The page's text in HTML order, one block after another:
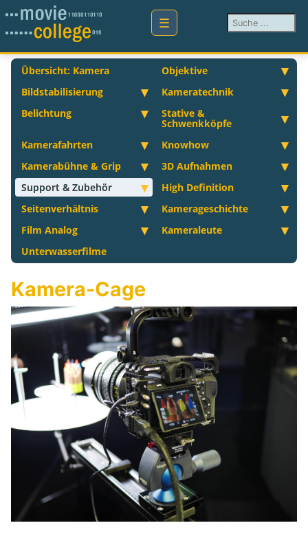
Suchen ...
Übersicht: Kamera
Objektive
Bildstabilisierung
Kameratechnik
Belichtung
Stative &
Schwenkköpfe
Kamerafahrten
Knowhow
Kamerabühne & Grip
3D Aufnahmen
Support & Zubehör
High Definition
Seitenverhältnis
Kamerageschichte
Film Analog
Kameraleute
Unterwasserfilme
Kamera-Cage